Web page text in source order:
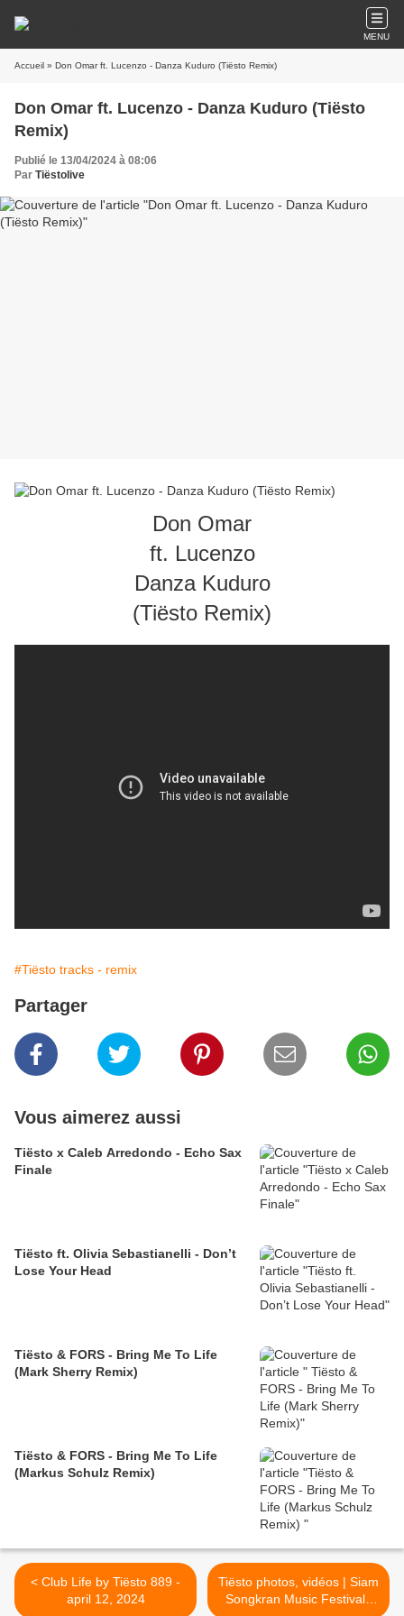
MENU
Accueil » Don Omar ft. Lucenzo - Danza Kuduro (Tiësto Remix)
Don Omar ft. Lucenzo - Danza Kuduro (Tiësto
Remix)
Publié le 13/04/2024 à 08:06
Par Tiëstolive
Don Omar
ft. Lucenzo
Danza Kuduro
(Tiësto Remix)
#Tiësto tracks - remix
Partager
Vous aimerez aussi
Tiësto x Caleb Arredondo - Echo Sax
Finale
Tiësto ft. Olivia Sebastianelli - Don’t
Lose Your Head
Tiësto & FORS - Bring Me To Life
(Mark Sherry Remix)
Tiësto & FORS - Bring Me To Life
(Markus Schulz Remix)
< Club Life by Tiësto 889 -
april 12, 2024
Tiësto photos, vidéos | Siam
Songkran Music Festival |